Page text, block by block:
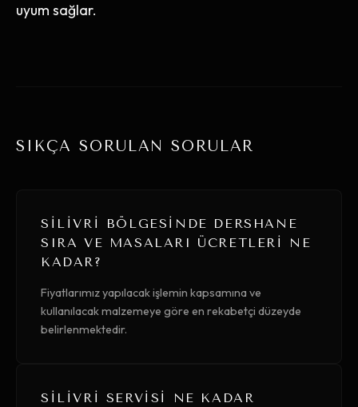
uyum sağlar.
SIKÇA SORULAN SORULAR
SILIVRI BÖLGESINDE DERSHANE
SIRA VE MASALARI ÜCRETLERI NE
KADAR?
Fiyatlarımız yapılacak işlemin kapsamına ve
kullanılacak malzemeye göre en rekabetçi düzeyde
belirlenmektedir.
SILIVRI SERVISI NE KADAR